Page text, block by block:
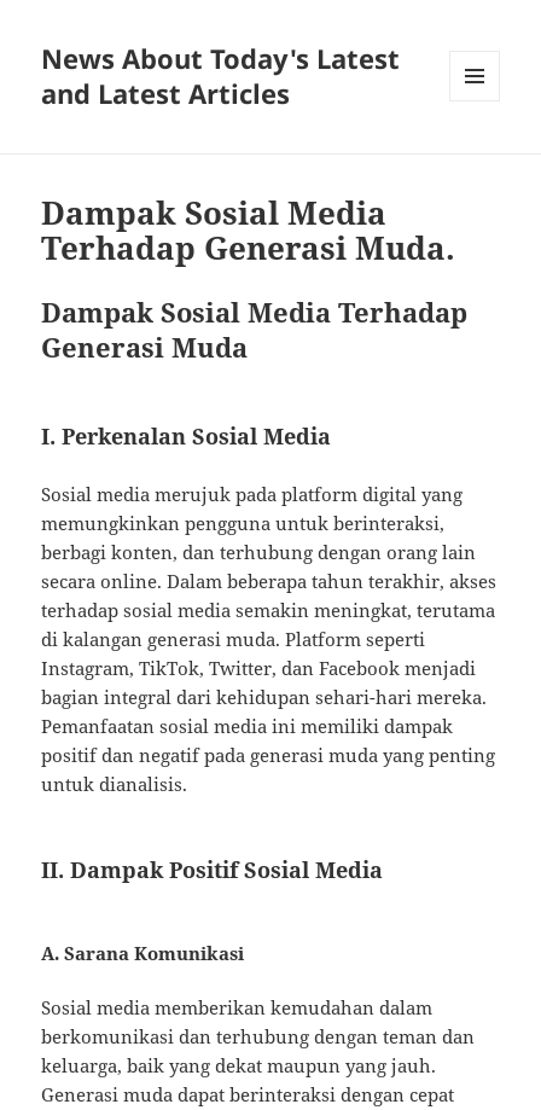
News About Today's Latest
and Latest Articles
Dampak Sosial Media
Terhadap Generasi Muda.
Dampak Sosial Media Terhadap
Generasi Muda
I. Perkenalan Sosial Media
Sosial media merujuk pada platform digital yang
memungkinkan pengguna untuk berinteraksi,
berbagi konten, dan terhubung dengan orang lain
secara online. Dalam beberapa tahun terakhir, akses
terhadap sosial media semakin meningkat, terutama
di kalangan generasi muda. Platform seperti
Instagram, TikTok, Twitter, dan Facebook menjadi
bagian integral dari kehidupan sehari-hari mereka.
Pemanfaatan sosial media ini memiliki dampak
positif dan negatif pada generasi muda yang penting
untuk dianalisis.
II. Dampak Positif Sosial Media
A. Sarana Komunikasi
Sosial media memberikan kemudahan dalam
berkomunikasi dan terhubung dengan teman dan
keluarga, baik yang dekat maupun yang jauh.
Generasi muda dapat berinteraksi dengan cepat